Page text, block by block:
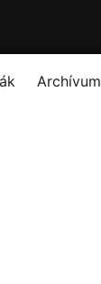
Archívum